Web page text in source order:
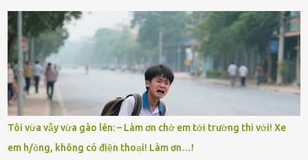
có tin tức. Mọi gánh nặng đổ dồn lên đôi vai gầy guộc của bà nội –
cụ Nguyễn Thị Đào – và cậu con trai cả là Trí, lúc đó mới chỉ 17 tuổi.
Trí là học sinh giỏi toàn huyện, học lớp 12 nhưng đã biết làm ruộng,
làm thuê, biết đi cày thuê từ 4h sáng rồi lại tất tả về đi học. Người
trong làng thương lắm, bảo: “Thằng Trí học giỏi mà hiền, sau này
nên ông này bà nọ đó!” Trí có ba cô em gái: Mai, Lan và Hương – ba
cái tên mẹ đặt lúc còn sống, mong tụi nhỏ sau này như hoa mai nở
giữa mùa đông. Nhưng hoa có đẹp mấy cũng cần đất màu, mà nhà
thì chỉ toàn đất sỏi đá và khốn khó. Năm đó, Trí đỗ Đại học Bách
Tôi vừa vẫy vừa gào lên: – Làm ơn chở em tới trường thi với! Xe
em h/ỏng, không có điện thoại! Làm ơn…!